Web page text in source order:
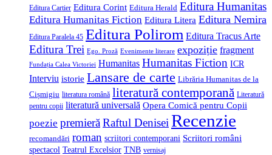
Editura Cartier Editura Corint Editura Herald Editura Humanitas
Editura Humanitas Fiction Editura Litera Editura Nemira
Editura Paralela 45 Editura Polirom Editura Tracus Arte
Editura Trei Ego. Proză Evenimente literare expoziție fragment
Fundația Calea Victoriei Humanitas Humanitas Fiction ICR
Interviu istorie Lansare de carte Librăria Humanitas de la
Cișmigiu literatura română literatură contemporană Literatură
pentru copii literatură universală Opera Comică pentru Copii
poezie premierăRaftul Denisei Recenzie
recomandări roman scriitori contemporani Scriitori români
spectacol Teatrul Excelsior TNB vernisaj